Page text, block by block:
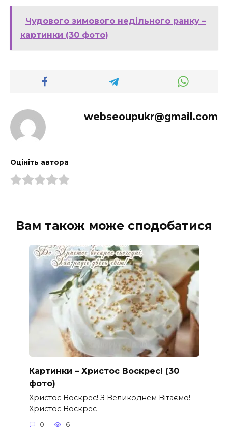
Чудового зимового недільного ранку –
картинки (30 фото)
webseoupukr@gmail.com
Оцініть автора
Вам також може сподобатися
Картинки – Христос Воскрес! (30
фото)
Христос Воскрес! З Великоднем Вітаємо!
Христос Воскрес
0 6